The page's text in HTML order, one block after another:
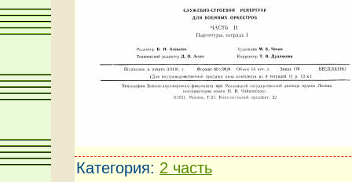
Категория: 2 часть